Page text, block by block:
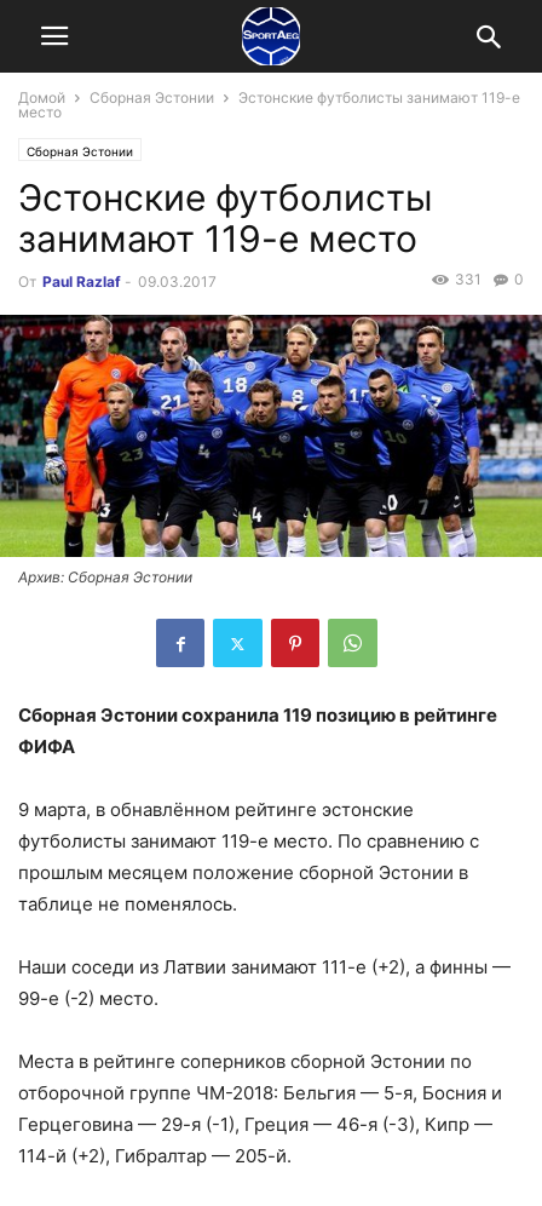
Домой Сборная Эстонии
Эстонские футболисты занимают 119-е
место
Сборная Эстонии
Эстонские футболисты
занимают 119-е место
От Paul Razlaf - 09.03.2017 0
331
Архив: Сборная Эстонии
Сборная Эстонии сохранила 119 позицию в рейтинге
ФИФА
9 марта, в обнавлённом рейтинге эстонские
футболисты занимают 119-е место. По сравнению с
прошлым месяцем положение сборной Эстонии в
таблице не поменялось.
Наши соседи из Латвии занимают 111-е (+2), а финны —
99-е (-2) место.
Места в рейтинге соперников сборной Эстонии по
отборочной группе ЧМ-2018: Бельгия — 5-я, Босния и
Герцеговина — 29-я (-1), Греция — 46-я (-3), Кипр —
114-й (+2), Гибралтар — 205-й.